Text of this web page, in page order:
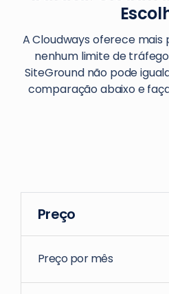
A Cloudways oferece mais
nenhum limite de
SiteGround não pode
comparação abaixo e
Preço
Preço por mês